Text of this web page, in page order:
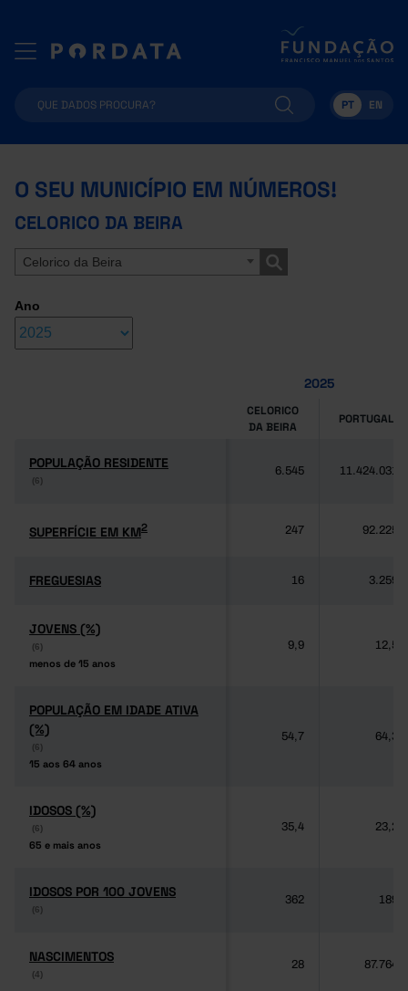
PT EN
O SEU MUNICÍPIO EM NÚMEROS!
CELORICO DA BEIRA
Celorico da Beira
Ano
2025
CELORICO
DA BEIRA
PORTUGAL
POPULAÇÃO RESIDENTE
(6)
POPULAÇÃO RESIDENTE
(6)
6.545 11.424.031
SUPERFÍCIE EM KM2
SUPERFÍCIE EM KM2 247 92.225
FREGUESIAS
FREGUESIAS 16 3.259
JOVENS (%)
(6)
menos de 15 anos
JOVENS (%)
(6)
menos de 15 anos
9,9 12,5
POPULAÇÃO EM IDADE ATIVA
(%)
(6)
15 aos 64 anos
POPULAÇÃO EM IDADE ATIVA
(%)
(6)
15 aos 64 anos
54,7 64,3
IDOSOS (%)
(6)
65 e mais anos
IDOSOS (%)
(6)
65 e mais anos
35,4 23,2
IDOSOS POR 100 JOVENS
(6)
IDOSOS POR 100 JOVENS
(6)
362 189
NASCIMENTOS
(4)
NASCIMENTOS
(4)
28 87.764